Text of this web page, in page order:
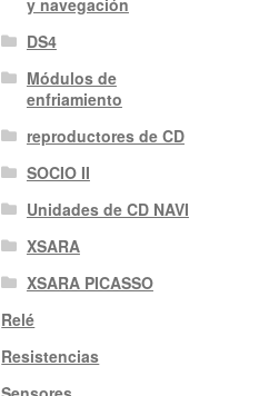
y navegación
DS4
Módulos de
enfriamiento
reproductores de CD
SOCIO II
Unidades de CD NAVI
XSARA
XSARA PICASSO
Relé
Resistencias